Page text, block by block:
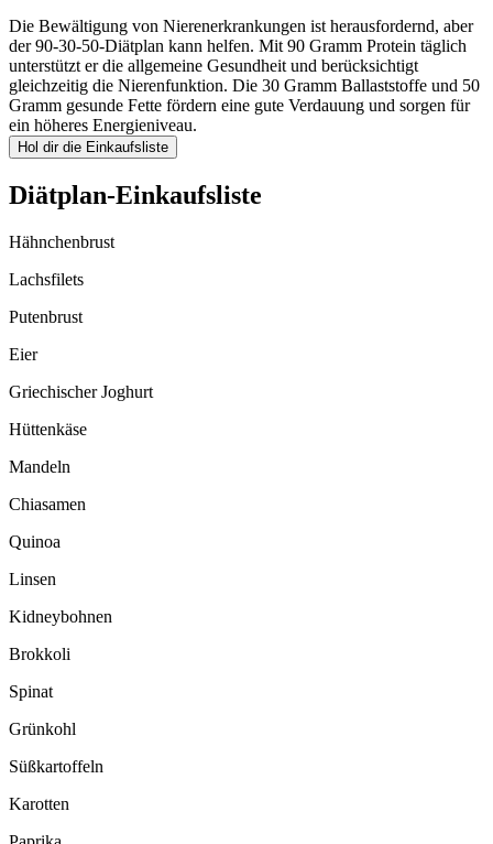
Die Bewältigung von Nierenerkrankungen ist herausfordernd, aber
der 90-30-50-Diätplan kann helfen. Mit 90 Gramm Protein täglich
unterstützt er die allgemeine Gesundheit und berücksichtigt
gleichzeitig die Nierenfunktion. Die 30 Gramm Ballaststoffe und 50
Gramm gesunde Fette fördern eine gute Verdauung und sorgen für
ein höheres Energieniveau.
Hol dir die Einkaufsliste
Diätplan-Einkaufsliste
Hähnchenbrust
Lachsfilets
Putenbrust
Eier
Griechischer Joghurt
Hüttenkäse
Mandeln
Chiasamen
Quinoa
Linsen
Kidneybohnen
Brokkoli
Spinat
Grünkohl
Süßkartoffeln
Karotten